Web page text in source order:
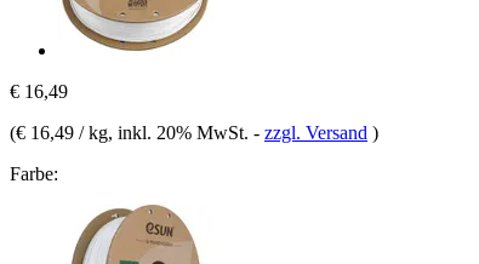
€ 16,49
(€ 16,49 / kg, inkl. 20% MwSt. - zzgl. Versand )
Farbe: